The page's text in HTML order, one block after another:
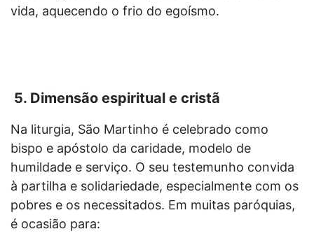
vida, aquecendo o frio do egoísmo.
5. Dimensão espiritual e cristã
Na liturgia, São Martinho é celebrado como
bispo e apóstolo da caridade, modelo de
humildade e serviço. O seu testemunho convida
à partilha e solidariedade, especialmente com os
pobres e os necessitados. Em muitas paróquias,
é ocasião para: